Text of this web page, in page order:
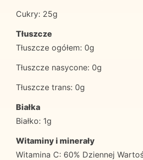
Cukry: 25g
Tłuszcze
Tłuszcze ogółem: 0g
Tłuszcze nasycone: 0g
Tłuszcze trans: 0g
Białka
Białko: 1g
Witaminy i minerały
Witamina C: 60% Dziennej